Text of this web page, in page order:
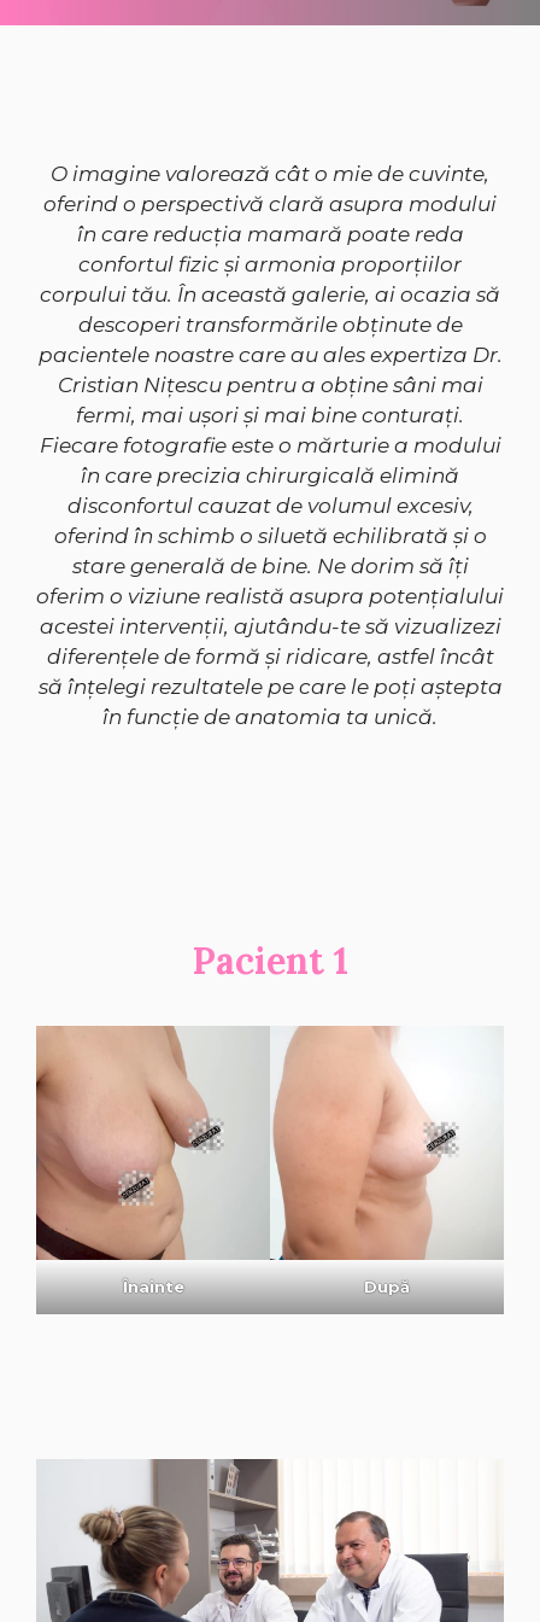
O imagine valorează cât o mie de cuvinte,
oferind o perspectivă clară asupra modului
în care reducția mamară poate reda
confortul fizic și armonia proporțiilor
corpului tău. În această galerie, ai ocazia să
descoperi transformările obținute de
pacientele noastre care au ales expertiza Dr.
Cristian Nițescu pentru a obține sâni mai
fermi, mai ușori și mai bine conturați.
Fiecare fotografie este o mărturie a modului
în care precizia chirurgicală elimină
disconfortul cauzat de volumul excesiv,
oferind în schimb o siluetă echilibrată și o
stare generală de bine. Ne dorim să îți
oferim o viziune realistă asupra potențialului
acestei intervenții, ajutându-te să vizualizezi
diferențele de formă și ridicare, astfel încât
să înțelegi rezultatele pe care le poți aștepta
în funcție de anatomia ta unică.
Pacient 1
Înainte După